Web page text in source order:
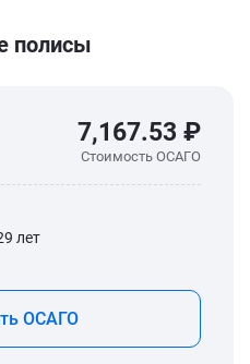
полисы
7,167.53 ₽
Стоимость ОСАГО
лет
ОСАГО